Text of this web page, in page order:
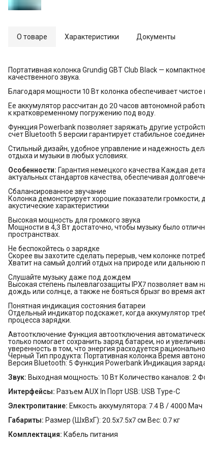
О товаре Характеристики Документы
Портативная колонка Grundig GBT Club Black —
качественного звука.
Благодаря мощности 10 Вт колонка обеспечивает
Ее аккумулятор рассчитан до 20 часов автономной
к кратковременному погружению под воду.
Функция Powerbank позволяет заряжать другие
счет Bluetooth 5 версии гарантирует стабильное
Стильный дизайн, удобное управление и надежность
отдыха и музыки в любых условиях.
Особенности: Гарантия немецкого качества Каждая
актуальных стандартов качества, обеспечивая
Сбалансированное звучание
Колонка демонстрирует хорошие показатели
акустические характеристики
Высокая мощность для громкого звука
Мощности в 4,3 Вт достаточно, чтобы музыку было
пространствах.
Не беспокойтесь о зарядке
Скорее вы захотите сделать перерыв, чем колонке
Хватит на самый долгий отдых на природе или дальнюю
Слушайте музыку даже под дождем
Высокая степень пылевлагозащиты IPX7 позволяет вам
дождь или солнце, а также не бояться брызг во время
Понятная индикация состояния батареи
Отдельный индикатор подскажет, когда аккумулятор
процесса зарядки.
Автоотключение Функция автоотключения
только помогает сохранить заряд батареи, но и
уверенность в том, что энергия расходуется
Черный Тип продукта: Портативная колонка Время
Версия Bluetooth: 5 Функция Powerbank Индикация
Звук: Выходная мощность: 10 Вт Количество каналов: 2
Интерфейсы: Разъем AUX In Порт USB: USB Type-C
Электропитание: Емкость аккумулятора: 7.4 В / 4000 Мач
Габариты: Размер (ШхВхГ): 20.5x7.5x7 см Вес: 0.7 кг
Комплектация: Кабель питания